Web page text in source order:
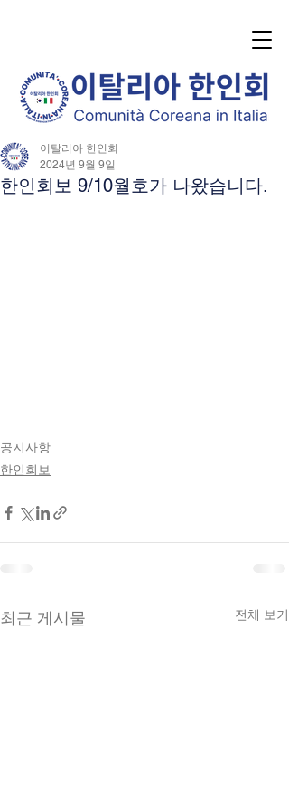
한인회보 9/10월호가 나왔습니다.
이탈리아 한인회
2024년 9월 9일
공지사항
한인회보
최근 게시물 전체 보기